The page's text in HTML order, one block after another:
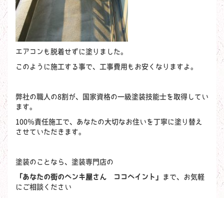
エアコンも脱着せずに塗りました。
このように施工する事で、工事費用もお安くなりますよ。
弊社の職人の8割が、国家資格の一級塗装技能士を取得してい
ます。
100％責任施工で、あなたの大切なお住いを丁寧に塗り替え
させていただきます。
塗装のことなら、塗装専門店の
「あなたの街のペンキ屋さん ココペイント」
まで、お気軽
にご相談ください